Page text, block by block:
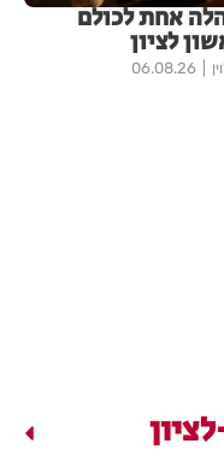
אחת לכולם
לציון
06.08.26